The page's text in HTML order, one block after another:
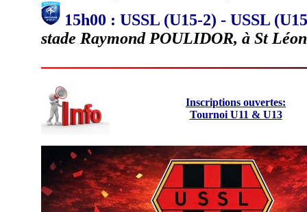
15h00 : USSL (U15-2) - USSL
stade Raymond POULIDOR, à St
Inscriptions ouvertes:
Tournoi U11 & U13